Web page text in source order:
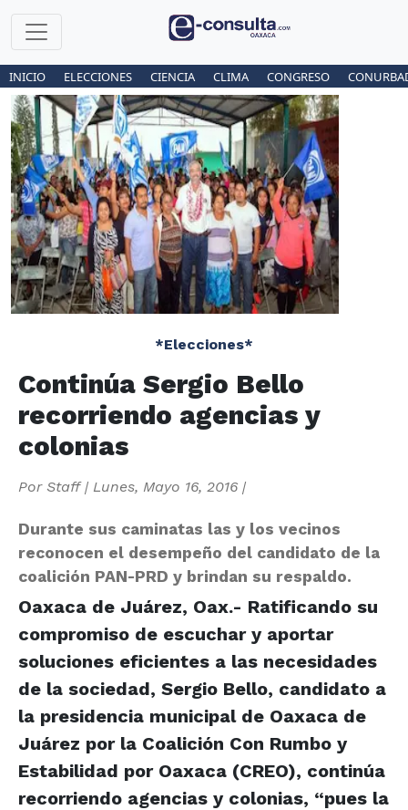
INICIO ELECCIONES CIENCIA CLIMA CONGRESO
*Elecciones*
Continúa Sergio Bello
recorriendo agencias y
colonias
Por Staff| Lunes, Mayo 16, 2016 |
Durante sus caminatas las y los vecinos
reconocen el desempeño del candidato de la
coalición PAN-PRD y brindan su respaldo.
Oaxaca de Juárez, Oax.- Ratificando su
compromiso de escuchar y aportar
soluciones eficientes a las necesidades
de la sociedad, Sergio Bello, candidato a
la presidencia municipal de Oaxaca de
Juárez por la Coalición Con Rumbo y
Estabilidad por Oaxaca (CREO), continúa
recorriendo agencias y colonias, “pues la